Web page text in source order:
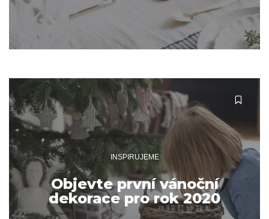
INSPIRUJEME
Objevte první vánoční
dekorace pro rok 2020